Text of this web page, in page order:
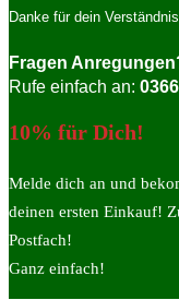
Danke für dein Verständnis.
Fragen
Rufe einfach an:
10% für Dich!
Melde dich an und
deinen ersten Einkauf!
Postfach!
Ganz einfach!